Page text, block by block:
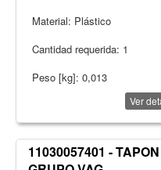
Material: Plástico
Cantidad requerida: 1
Peso [kg]: 0,013
Ver
11030057401 -